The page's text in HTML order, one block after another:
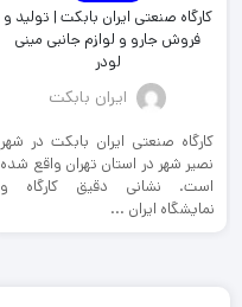
کارگاه صنعتی ایران بابکت | تولید و
فروش جارو و لوازم جانبی مینی
لودر
ایران بابکت
کارگاه صنعتی ایران بابکت در شهر
نصیر شهر در استان تهران واقع شده
است. نشانی دقیق کارگاه و
نمایشگاه ایران ...